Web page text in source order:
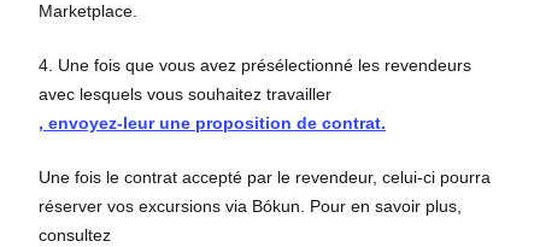
Marketplace.
4. Une fois que vous avez présélectionné les revendeurs
avec lesquels vous souhaitez travailler
, envoyez-leur une proposition de contrat.
Une fois le contrat accepté par le revendeur, celui-ci pourra
réserver vos excursions via Bókun. Pour en savoir plus,
consultez